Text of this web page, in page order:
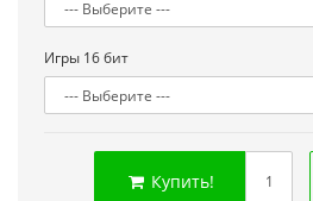
Сега Мега Драйв 2
1 250.00 грн.
Купить! В 1 клік
Игры 16 бит
Купить!